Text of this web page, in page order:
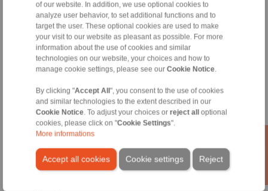
of our website. In addition, we use optional cookies to
analyze user behavior, to set additional functions and to
target the user. These optional cookies are used to make
your visit to our website as pleasant as possible. For more
information about the use of cookies and similar
technologies on our website, your choices and how to
manage cookie settings, please see our Cookie Notice.
By clicking "Accept All ", you consent to the use of cookies
and similar technologies to the extent described in our
Cookie Notice. To adjust your choices or reject all
optional
cookies, please click on "Cookie Settings".
More informations
Accept all cookies Reject
Cookie settings
Ürünler
Genel Bakış
Tek Yönlü Kavramalar
Frenler
Konik Kilit Sistemleri
Ağır Hizmet Kaplinler
Hassas Kaplinler
Hassas Bağlama Fikstürleri
RCS® Uzaktan Kontrol Sistemleri
Endüstriler
Hizmetler
İndirmeler